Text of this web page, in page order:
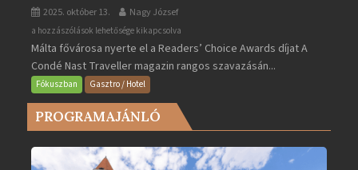
2025. október 13. Nagy József
Valletta
lett
Európa
legjobb
városa
2025-
bejegyzéshez
a hozzászólások lehetősége kikapcsolva
Málta fővárosa nyerte el a Readers’ Choice Awards díjat A
Condé Nast Traveller magazin rangos szavazásán...
Fókuszban Gasztro / Hotel
PROGRAMAJÁNLÓ